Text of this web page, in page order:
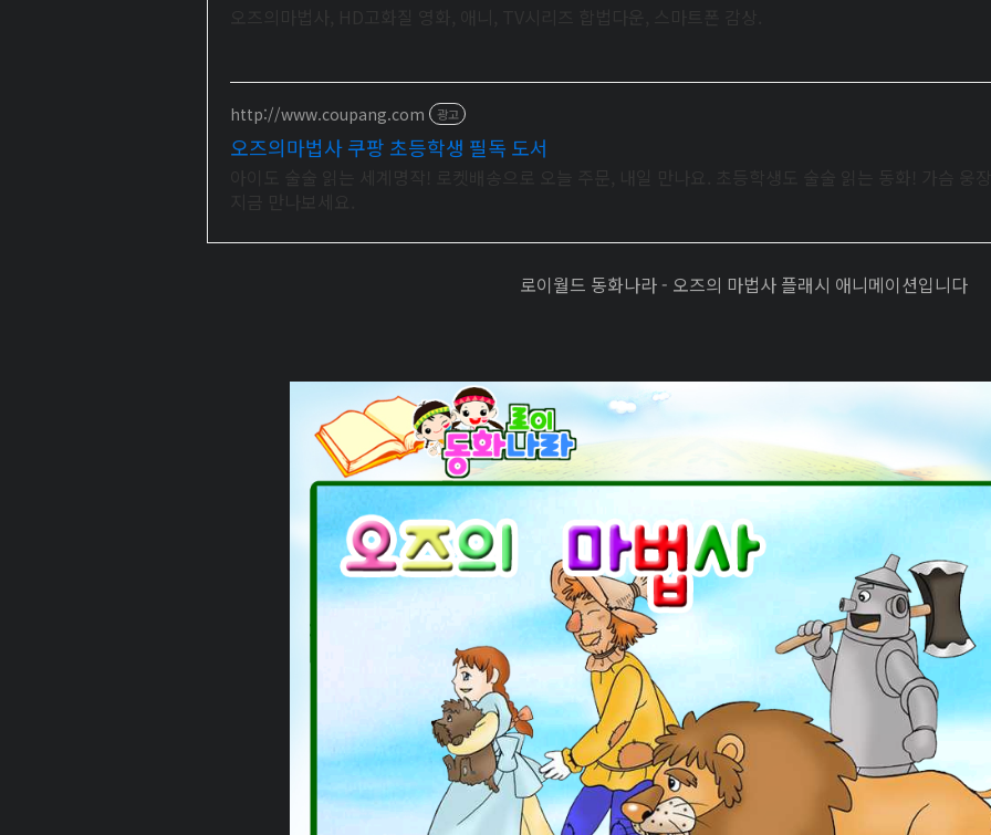
http://www.coupang.com 광고
오즈의마법사 쿠팡 초등학생 필독 도서
로이월드 동화나라 - 오즈의 마법사 플래시 애니메이션입니다